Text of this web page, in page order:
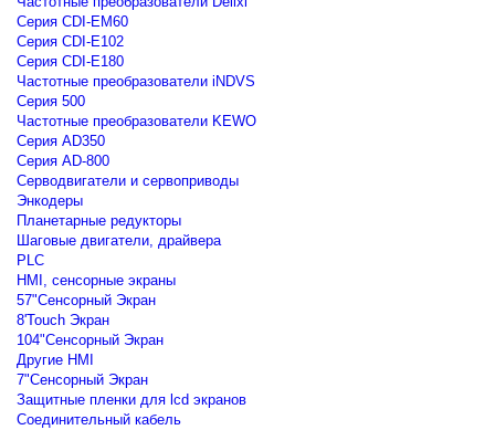
Серия CDI-EM60
Серия CDI-E102
Серия CDI-E180
Частотные преобразователи iNDVS
Серия 500
Частотные преобразователи KEWO
Серия AD350
Серия AD-800
Серводвигатели и сервоприводы
Энкодеры
Планетарные редукторы
Шаговые двигатели, драйвера
PLC
HMI, сенсорные экраны
57"Сенсорный Экран
8'Touch Экран
104"Сенсорный Экран
Другие HMI
7"Сенсорный Экран
Защитные пленки для lcd экранов
Соединительный кабель